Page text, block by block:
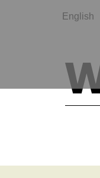
English